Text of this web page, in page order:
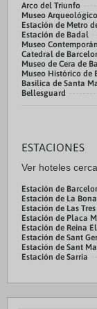
Arco del Triunfo
Museo
Estación de Metro
Estación de Badal
Museo
Catedral de
Museo de Cera de
Museo Histórico de
Basilica de Santa
Bellesguard
ESTACIONES
Ver hoteles
Estación de
Estación de La
Estación de Las
Estación de Placa
Estación de Reina
Estación de Sant
Estación de Sant
Estación de Sarria